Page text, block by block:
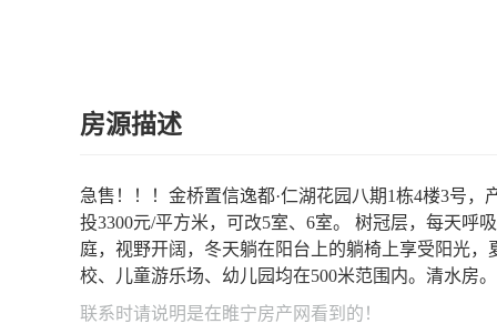
房源描述
急售！！！金桥置信逸都·仁湖花园八期1栋4楼3号
投3300元/平方米，可改5室、6室。 树冠层，每天呼
庭，视野开阔，冬天躺在阳台上的躺椅上享受阳光
校、儿童游乐场、幼儿园均在500米范围内。清水房
联系时请说明是在睢宁房产网 看到的！